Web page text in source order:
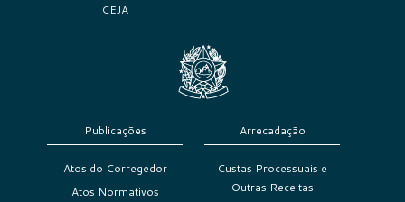
CEJA
Publicações
Atos do Corregedor
Atos Normativos
Arrecadação
Custas Processuais e
Outras Receitas